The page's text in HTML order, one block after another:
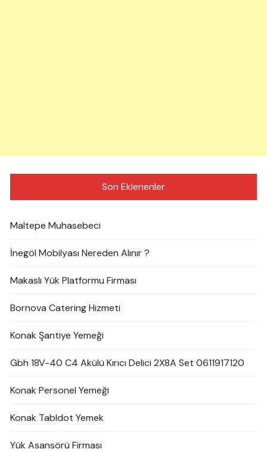
Son Eklenenler
Maltepe Muhasebeci
İnegöl Mobilyası Nereden Alınır ?
Makaslı Yük Platformu Firması
Bornova Catering Hizmeti
Konak Şantiye Yemeği
Gbh 18V-40 C4 Akülü Kırıcı Delici 2X8A Set 0611917120
Konak Personel Yemeği
Konak Tabldot Yemek
Yük Asansörü Firması